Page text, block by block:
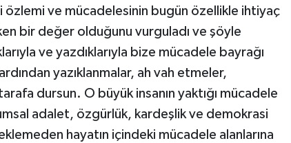
özlemi ve mücadelesinin bugün özellikle ihtiyaç
bir değer olduğunu vurguladı ve şöyle
ve yazdıklarıyla bize mücadele bayrağı
yazıklanmalar, ah vah etmeler,
dursun. O büyük insanın yaktığı mücadele
adalet, özgürlük, kardeşlik ve demokrasi
hayatın içindeki mücadele alanlarına